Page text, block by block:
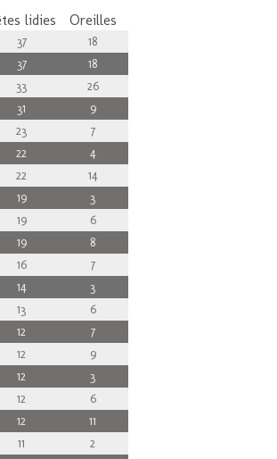
lidies Oreilles
37
18
37
18
33
26
31
9
23
7
22
4
22
14
19
3
19
6
19
8
16
7
14
3
13
6
12
7
12
9
12
3
12
6
12
11
11
2